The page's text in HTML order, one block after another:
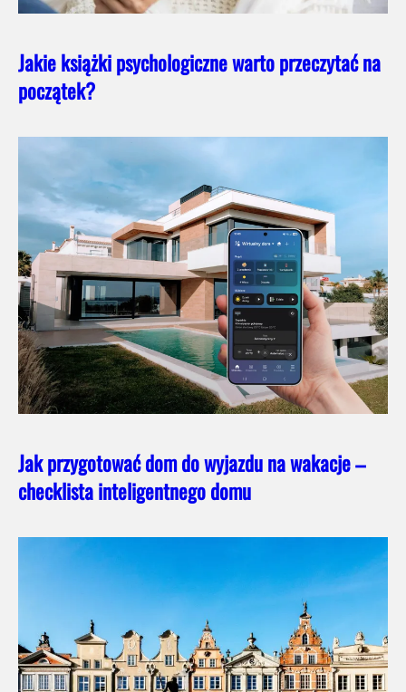
Jakie książki psychologiczne warto przeczytać na
początek?
Jak przygotować dom do wyjazdu na wakacje –
checklista inteligentnego domu